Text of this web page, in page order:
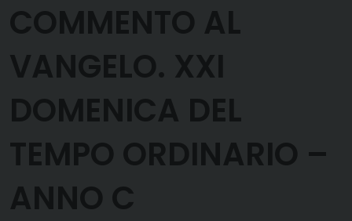
COMMENTO AL
VANGELO. XXI
DOMENICA DEL
TEMPO ORDINARIO –
ANNO C